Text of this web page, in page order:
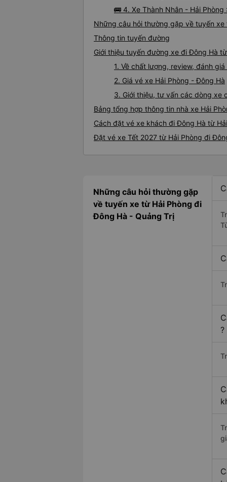
🚌 4. Xe Thành Nhân - Hải
Những câu hỏi thường gặp về tuyến xe
Thông tin tuyến đường
Giới thiệu tuyến đường xe đi Đông Hà
1. Về chất lượng, review, đánh
2. Giá vé xe Hải Phòng - Đông Hà
3. Giới thiệu, tư vấn các dòng xe
Bảng tổng hợp thông tin nhà xe Hải
Cách đặt vé xe khách đi Đông Hà từ
Đặt vé xe Tết 2027 từ Hải Phòng đi
Những câu hỏi thường gặp
về tuyến xe từ Hải Phòng đi
Đông Hà - Quảng Trị
?